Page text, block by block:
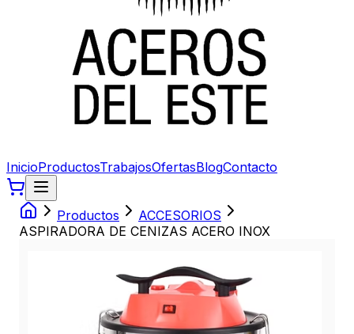
InicioProductosTrabajosOfertasBlogContacto
Productos
ACCESORIOS
ASPIRADORA DE CENIZAS ACERO INOX